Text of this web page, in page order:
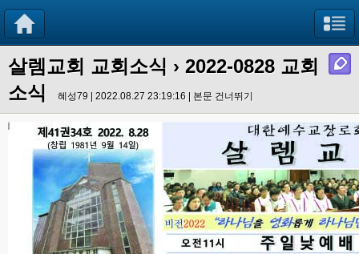
살렘교회 교회소식 › 2022-0828 교회
소식
혜성79 | 2022.08.27 23:19:16 | 본문 건너뛰기